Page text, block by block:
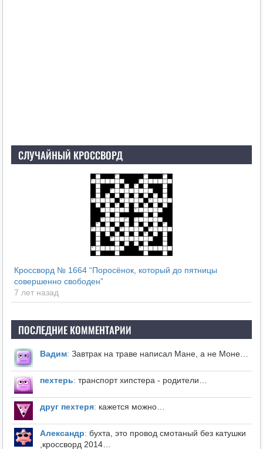
СЛУЧАЙНЫЙ КРОССВОРД
Кроссворд № 1664 “Поросёнок, который до пятницы
совершенно свободен”
7 лет назад
ПОСЛЕДНИЕ КОММЕНТАРИИ
Вадим: Завтрак на траве написал Мане, а не Моне…
пехтерь: транспорт хипстера - родители…
друг пехтеря: кажется можно…
Александр: бухта, это провод смотаный без катушки
,кроссворд 2014…